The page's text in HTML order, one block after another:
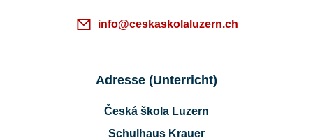
info@ceskaskolaluzern.ch
Adresse (Unterricht)
Česká škola Luzern
Schulhaus Krauer